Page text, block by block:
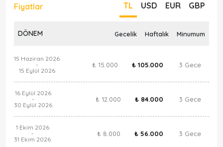
Fiyatlar TL USD EUR GBP
DÖNEM Gecelik Haftalık Minumum
15 Haziran 2026
-
15 Eylül 2026
₺ 15.000 ₺ 105.000 3 Gece
16 Eylül 2026
-
30 Eylül 2026
₺ 12.000 ₺ 84.000 3 Gece
1 Ekim 2026
-
31 Ekim 2026
₺ 8.000 ₺ 56.000 3 Gece